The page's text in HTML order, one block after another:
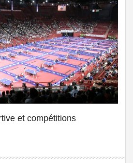
منح تكوين بكلية علوم الرياضة...Lire la suite
seniors dames et...Lire la
à la faculté des...Lire la suite
المرحلة الجهوية التأهيلية للبطولة...Lire la suite
2025-2026...Lire la suite
et compétitions